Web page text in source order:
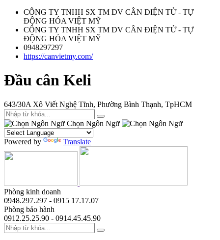
CÔNG TY TNHH SX TM DV CÂN ĐIỆN TỬ - TỰ
ĐỘNG HÓA VIỆT MỸ
CÔNG TY TNHH SX TM DV CÂN ĐIỆN TỬ - TỰ
ĐỘNG HÓA VIỆT MỸ
0948297297
https://canvietmy.com/
Đầu cân Keli
643/30A Xô Viết Nghệ Tĩnh, Phường Bình Thạnh, TpHCM
Chọn Ngôn Ngữ
Powered by Translate
Phòng kinh doanh
0948.297.297 - 0915 17.17.07
Phòng bảo hành
0912.25.25.90 - 0914.45.45.90